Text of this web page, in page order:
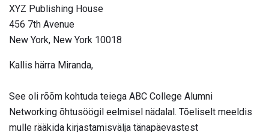
XYZ Publishing House
456 7th Avenue
New York, New York 10018
Kallis härra Miranda,
See oli rõõm kohtuda teiega ABC College Alumni
Networking õhtusöögil eelmisel nädalal. Tõeliselt meeldis
mulle rääkida kirjastamisvälja tänapäevastest